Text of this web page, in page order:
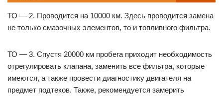
ТО — 2. Проводится на 10000 км. Здесь проводится замена
не только смазочных элементов, то и топливного фильтра.
ТО — 3. Спустя 20000 км пробега приходит необходимость
отрегулировать клапана, заменить все фильтра, которые
имеются, а также провести диагностику двигателя на
предмет подтеков. Также, рекомендуется замерить